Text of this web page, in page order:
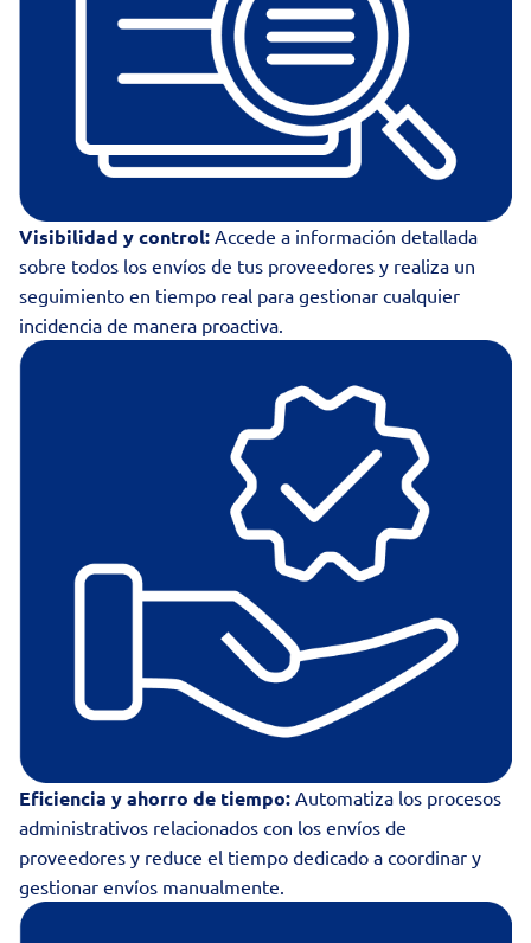
Visibilidad y control: Accede a información detallada
sobre todos los envíos de tus proveedores y realiza un
seguimiento en tiempo real para gestionar cualquier
incidencia de manera proactiva.
Eficiencia y ahorro de tiempo: Automatiza los procesos
administrativos relacionados con los envíos de
proveedores y reduce el tiempo dedicado a coordinar y
gestionar envíos manualmente.